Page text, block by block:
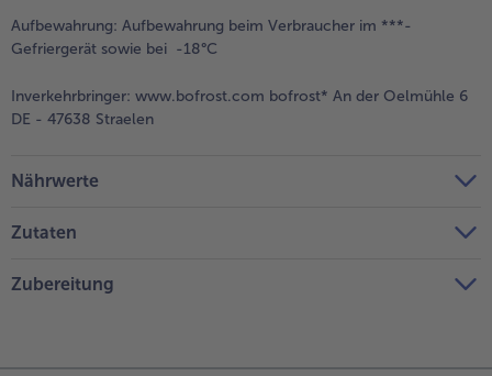
Aufbewahrung: Aufbewahrung beim Verbraucher im ***-
Gefriergerät sowie bei -18°C
Inverkehrbringer: www.bofrost.com bofrost* An der Oelmühle 6
DE - 47638 Straelen
Nährwerte
Zutaten
Zubereitung